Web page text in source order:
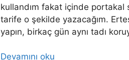
kullandım fakat içinde portakal
tarife o şekilde yazacağım.
yapın, birkaç gün aynı tadı
Devamını oku